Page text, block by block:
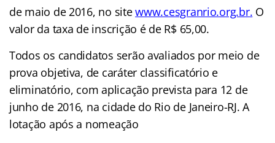
de maio de 2016, no sitewww.cesgranrio.org.br. O
valor da taxa de inscrição é de R$ 65,00.
Todos os candidatos serão avaliados por meio de
prova objetiva, de caráter classificatório e
eliminatório, com aplicação prevista para 12 de
junho de 2016, na cidade do Rio de Janeiro-RJ. A
lotação após a nomeação